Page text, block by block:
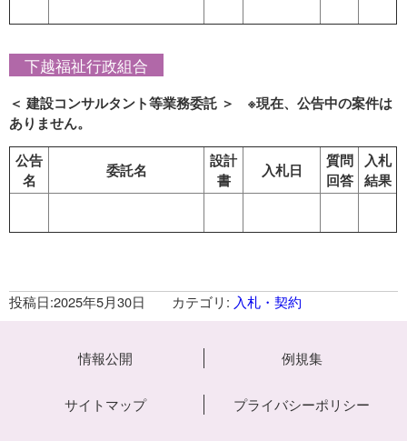
下越福祉行政組合
＜ 建設コンサルタント等業務委託 ＞ ※現在、公告中の案件は
ありません。
公告
名
委託名
設計
書
入札日
質問
回答
入札
結果
投稿日:2025年5月30日 カテゴリ: 入札・契約
情報公開 例規集
サイトマップ プライバシーポリシー